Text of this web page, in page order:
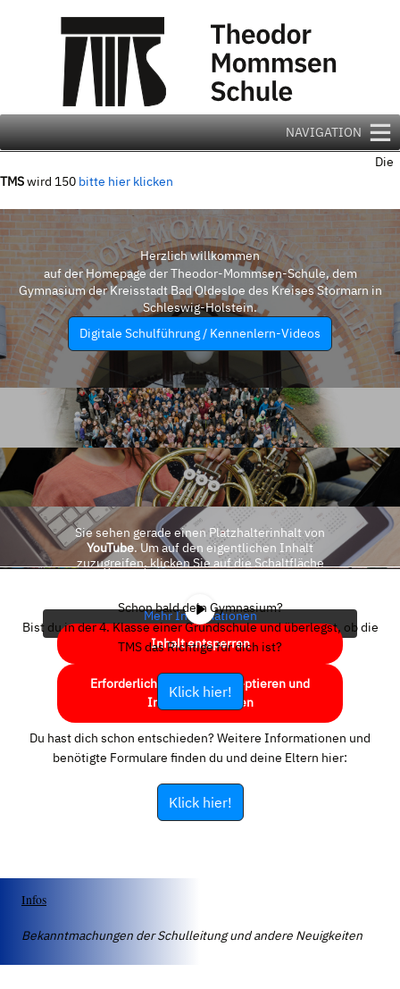
NAVIGATION
Die
TMSwird 150 bitte hier klicken
Herzlich willkommen
auf der Homepage der Theodor-Mommsen-Schule, dem
Gymnasium der Kreisstadt Bad Oldesloe des Kreises Stormarn in
Schleswig-Holstein.
Digitale Schulführung / Kennenlern-Videos
Sie sehen gerade einen Platzhalterinhalt von
YouTube. Um auf den eigentlichen Inhalt
zuzugreifen, klicken Sie auf die Schaltfläche
Mehr Informationen
Inhalt entsperren
Erforderlichen Service akzeptieren und
Inhalte entsperren
Schon bald dein Gymnasium?
Bist du in der 4. Klasse einer Grundschule und überlegst, ob die
TMS das Richtige für dich ist?
Klick hier!
Du hast dich schon entschieden? Weitere Informationen und
benötigte Formulare finden du und deine Eltern hier:
Klick hier!
Infos
Bekanntmachungen der Schulleitung und andere Neuigkeiten